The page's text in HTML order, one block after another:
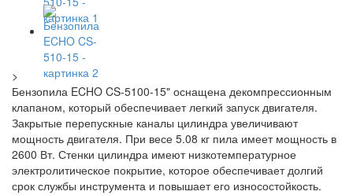
>
Бензопила ECHO CS-5100-15" оснащена декомпрессионным
клапаном, который обеспечивает легкий запуск двигателя.
Закрытые перепускные каналы цилиндра увеличивают
мощность двигателя. При весе 5.08 кг пила имеет мощность в
2600 Вт. Стенки цилиндра имеют низкотемпературное
электролитическое покрытие, которое обеспечивает долгий
срок службы инструмента и повышает его износостойкость.